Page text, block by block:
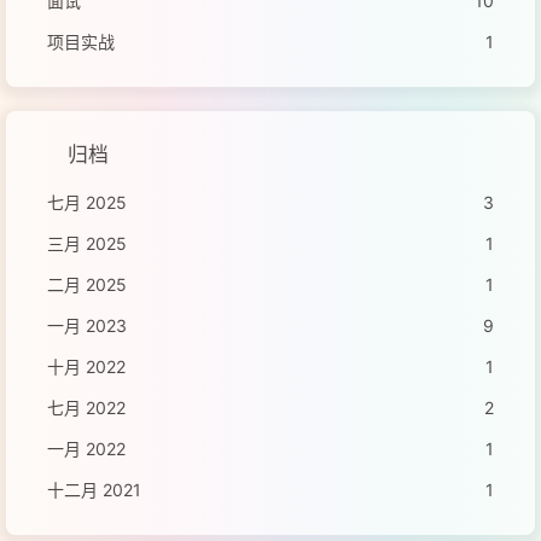
项目实战
1
归档
七月 2025
3
三月 2025
1
二月 2025
1
一月 2023
9
十月 2022
1
七月 2022
2
一月 2022
1
十二月 2021
1